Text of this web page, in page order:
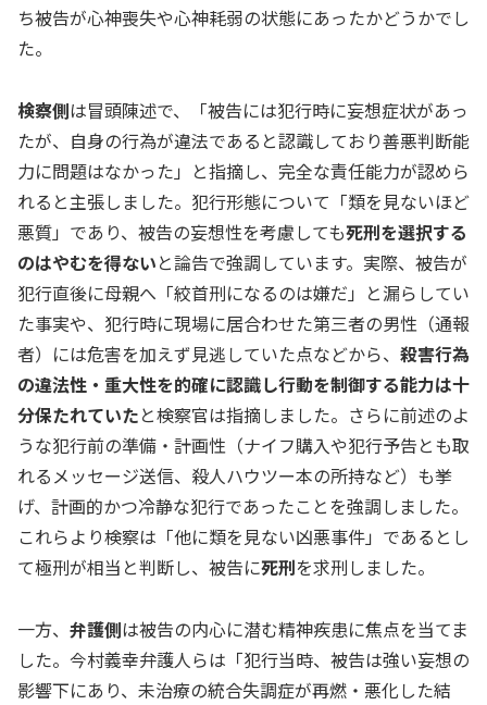
ち被告が心神喪失や心神耗弱の状態にあったかどうかでし
た。
検察側は冒頭陳述で、「被告には犯行時に妄想症状があっ
たが、自身の行為が違法であると認識しており善悪判断能
力に問題はなかった」と指摘し、完全な責任能力が認めら
れると主張しました。犯行形態について「類を見ないほど
悪質」であり、被告の妄想性を考慮しても死刑を選択する
のはやむを得ないと論告で強調しています。実際、被告が
犯行直後に母親へ「絞首刑になるのは嫌だ」と漏らしてい
た事実や、犯行時に現場に居合わせた第三者の男性（通報
者）には危害を加えず見逃していた点などから、 殺害行為
の違法性・重大性を的確に認識し行動を制御する能力は十
分保たれていたと検察官は指摘しました。さらに前述のよ
うな犯行前の準備・計画性（ナイフ購入や犯行予告とも取
れるメッセージ送信、殺人ハウツー本の所持など）も挙
げ、計画的かつ冷静な犯行であったことを強調しました。
これらより検察は「他に類を見ない凶悪事件」であるとし
て極刑が相当と判断し、被告に死刑を求刑しました。
一方、 弁護側は被告の内心に潜む精神疾患に焦点を当てま
した。今村義幸弁護人らは「犯行当時、被告は強い妄想の
影響下にあり、未治療の統合失調症が再燃・悪化した結